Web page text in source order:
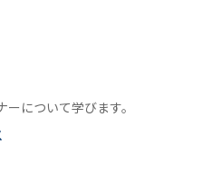
について学びます。